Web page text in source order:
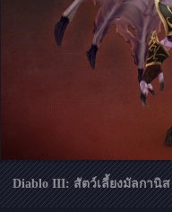
Diablo III: สัตว์เลี้ยงมัลกานิส